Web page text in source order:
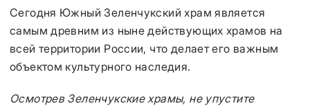
Сегодня Южный Зеленчукский храм является
самым древним из ныне действующих храмов на
всей территории России, что делает его важным
объектом культурного наследия.
Осмотрев Зеленчукские храмы, не упустите